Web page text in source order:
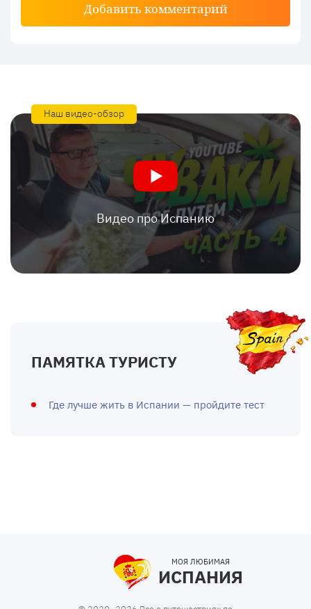
Добавить комментарий
Наш видео-обзор
Видео про Испанию
ПАМЯТКА ТУРИСТУ
Где лучше жить в Испании — пройдите тест
МОЯ ЛЮБИМАЯ
ИСПАНИЯ